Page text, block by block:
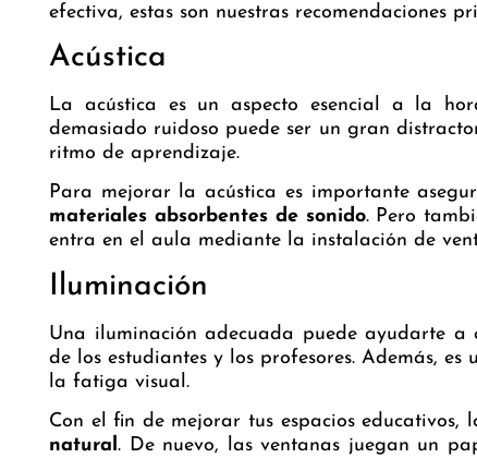
efectiva, estas son nuestras recomendaciones
Acústica
La acústica es un aspecto esencial a la
demasiado ruidoso puede ser un gran
ritmo de aprendizaje.
Para mejorar la acústica es importante
materiales absorbentes de sonido. Pero
entra en el aula mediante la instalación de
Iluminación
Una iluminación adecuada puede ayudarte
de los estudiantes y los profesores. Además, es
la fatiga visual.
Con el fin de mejorar tus espacios educativos,
natural. De nuevo, las ventanas juegan un